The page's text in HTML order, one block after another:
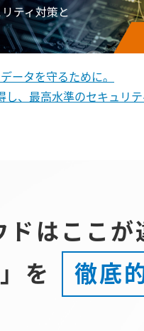
ータを守るために。
し、最高水準のセキュリ
はここが
を
徹底